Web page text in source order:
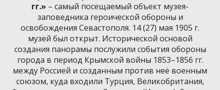
гг.» – самый посещаемый объект музея-
заповедника героической обороны и
освобождения Севастополя. 14 (27) мая 1905 г.
музей был открыт. Исторической основой
создания панорамы послужили события обороны
города в период Крымской войны 1853–1856 гг.
между Россией и созданным против неё военным
союзом, куда входили Турция, Великобритания,